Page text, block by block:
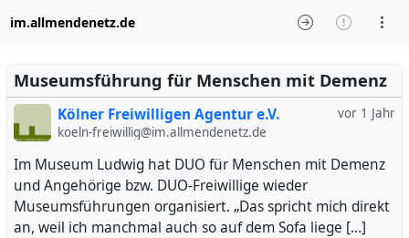
im.allmendenetz.de
Museumsführung für Menschen mit Demenz
vor 1 Jahr
Kölner Freiwilligen Agentur e.V.
koeln-freiwillig@im.allmendenetz.de
Im Museum Ludwig hat DUO für Menschen mit Demenz
und Angehörige bzw. DUO-Freiwillige wieder
Museumsführungen organisiert. „Das spricht mich direkt
an, weil ich manchmal auch so auf dem Sofa liege […]